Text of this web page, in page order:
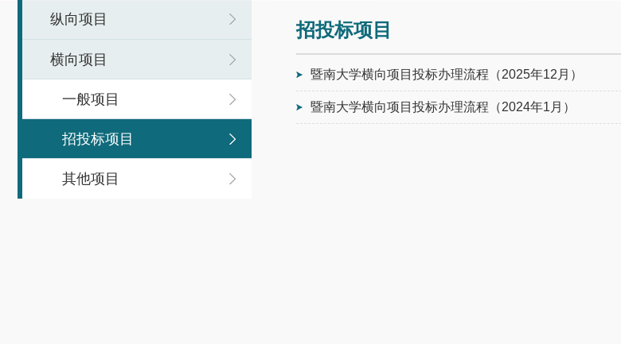
纵向项目
横向项目
一般项目
招投标项目
其他项目
招投标项目
暨南大学横向项目投标办理流程（2025年12月）
暨南大学横向项目投标办理流程（2024年1月）